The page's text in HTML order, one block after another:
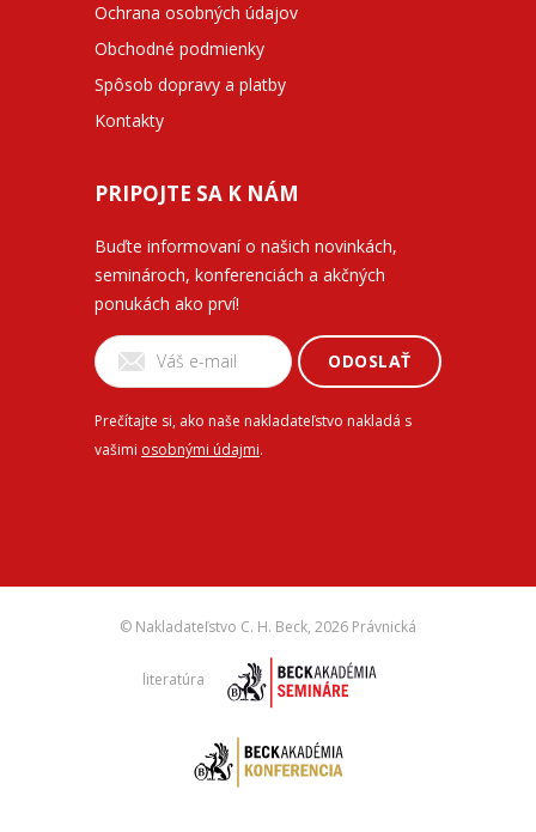
Ochrana osobných údajov
Obchodné podmienky
Spôsob dopravy a platby
Kontakty
PRIPOJTE SA K NÁM
Buďte informovaní o našich novinkách,
seminároch, konferenciách a akčných
ponukách ako prví!
ODOSLAŤ
Prečítajte si, ako naše nakladateľstvo nakladá s
vašimi osobnými údajmi.
© Nakladateľstvo C. H. Beck, 2026 Právnická
literatúra